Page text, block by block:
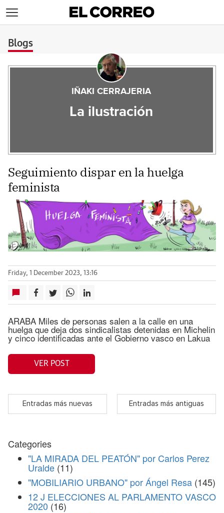
Blogs
IÑAKI CERRAJERIA
La ilustración
Seguimiento dispar en la huelga
feminista
Friday, 1 December 2023, 13:16
ARABA Miles de personas salen a la calle en una
huelga que deja dos sindicalistas detenidas en Michelin
y cinco identificadas ante el Gobierno vasco en Lakua
VER POST
Entradas más nuevas Entradas más antiguas
Categories
"LA MIRADA DEL PEATÓN" por Carlos Perez
Uralde (11)
"MOBILIARIO URBANO" por Ángel Resa (145)
12 J ELECCIONES AL PARLAMENTO VASCO
2020 (16)